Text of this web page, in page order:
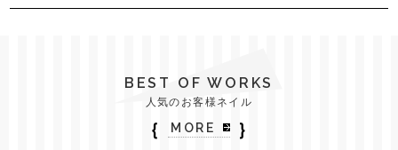
BEST OF WORKS
人気のお客様ネイル
｛ MORE ｝